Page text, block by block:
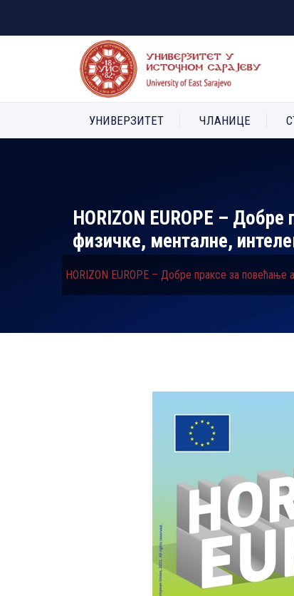
УНИВЕРЗИТЕТ ЧЛАНИЦЕ
HORIZON ЕUROPE –
физичке, менталне,
HORIZON ЕUROPE – Добре праксе за повећање